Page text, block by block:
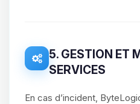
5. GESTION ET
SERVICES
En cas d’incident,